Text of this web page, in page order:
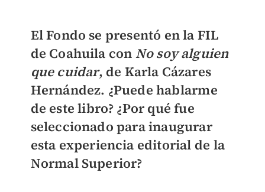
El Fondo se presentó en la FIL
de Coahuila con No soy alguien
que cuidar, de Karla Cázares
Hernández. ¿Puede hablarme
de este libro? ¿Por qué fue
seleccionado para inaugurar
esta experiencia editorial de la
Normal Superior?